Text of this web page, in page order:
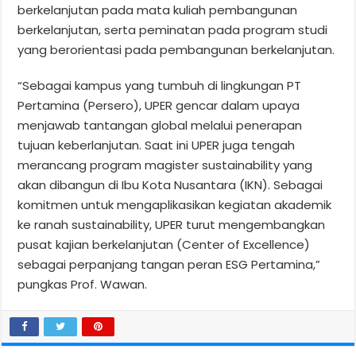
berkelanjutan pada mata kuliah pembangunan
berkelanjutan, serta peminatan pada program studi
yang berorientasi pada pembangunan berkelanjutan.
“Sebagai kampus yang tumbuh di lingkungan PT
Pertamina (Persero), UPER gencar dalam upaya
menjawab tantangan global melalui penerapan
tujuan keberlanjutan. Saat ini UPER juga tengah
merancang program magister sustainability yang
akan dibangun di Ibu Kota Nusantara (IKN). Sebagai
komitmen untuk mengaplikasikan kegiatan akademik
ke ranah sustainability, UPER turut mengembangkan
pusat kajian berkelanjutan (Center of Excellence)
sebagai perpanjang tangan peran ESG Pertamina,”
pungkas Prof. Wawan.